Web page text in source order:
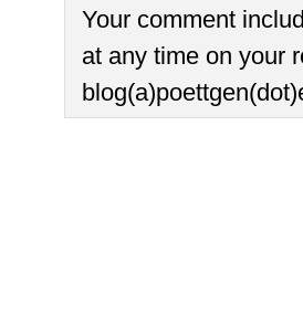
Your comment
at any time on your